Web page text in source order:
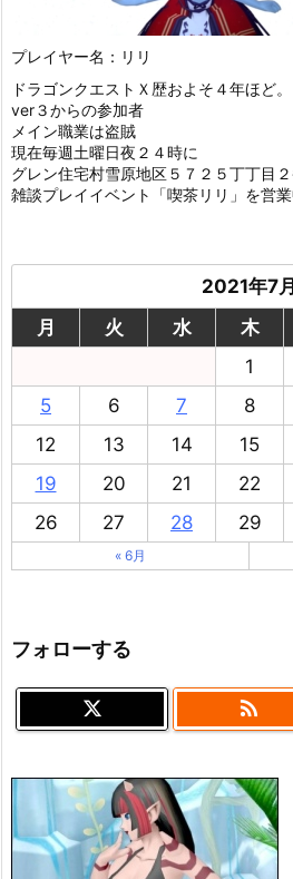
プレイヤー名：リリ
ドラゴンクエストＸ歴およそ４年ほど。
ver３からの参加者
メイン職業は盗賊
現在毎週土曜日夜２４時に
グレン住宅村雪原地区５７２５丁丁目
雑談プレイイベント「喫茶リリ」を営業
2021年7月
月
火 水 木
1
5
6 7 8
12
13 14 15
19
20 21 22
26
27 28 29
« 6月
フォローする
